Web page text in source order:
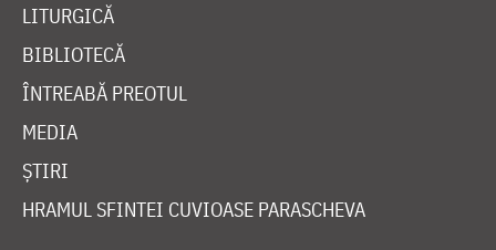
LITURGICĂ
BIBLIOTECĂ
ÎNTREABĂ PREOTUL
MEDIA
ȘTIRI
HRAMUL SFINTEI CUVIOASE PARASCHEVA